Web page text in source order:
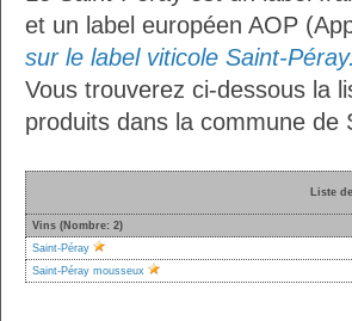
et un label européen AOP
sur le label viticole Saint-
Vous trouverez ci-dessous la
produits dans la commune de
Liste
Vins (Nombre: 2)
Saint-Péray
Saint-Péray mousseux